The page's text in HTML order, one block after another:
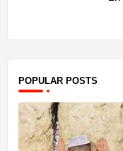
POPULAR POSTS